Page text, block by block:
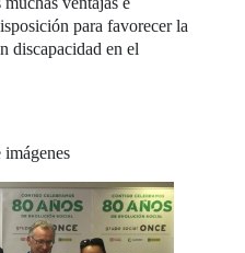
para favorecer la
discapacidad en el